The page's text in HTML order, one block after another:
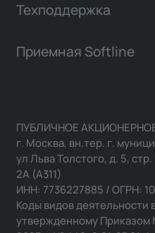
Техподдержка
Приемная Softline
ПУБЛИЧНОЕ
г. Москва, вн.тер. г.
ул Льва Толстого, д. 5,
2А (А311)
ИНН: 7736227885 / ОГРН:
Коды видов деятельности
утвержденному Приказом